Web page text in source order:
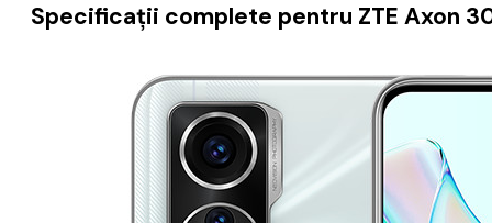
Specificaţii complete pentru ZTE Axon